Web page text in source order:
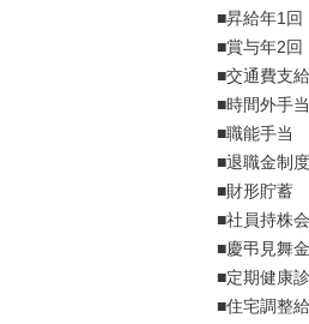
■昇給年1回
■賞与年2回
■交通費支
■時間外手当
■職能手当
■退職金制度
■財形貯蓄
■社員持株会
■慶弔見舞金
■定期健康
■住宅調整